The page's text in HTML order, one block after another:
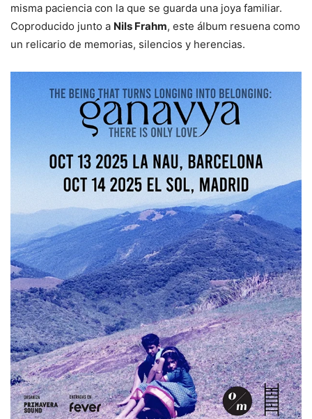
misma paciencia con la que se guarda una joya familiar.
Coproducido junto a Nils Frahm, este álbum resuena como
un relicario de memorias, silencios y herencias.